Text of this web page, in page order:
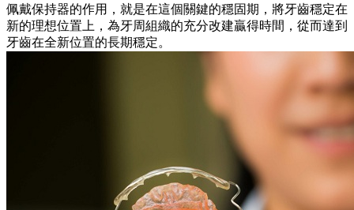
佩戴保持器的作用，就是在這個關鍵的穩固期，將牙齒穩定在
新的理想位置上，為牙周組織的充分改建贏得時間，從而達到
牙齒在全新位置的長期穩定。